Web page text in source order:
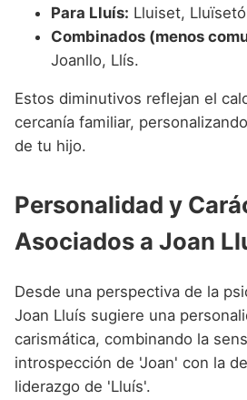
Para Lluís: Lluiset,
Combinados (menos
Joanllo, Llís.
Estos diminutivos reflejan el
cercanía familiar,
de tu hijo.
Personalidad y
Asociados a Joan
Desde una perspectiva de la
Joan Lluís sugiere una
carismática, combinando la
introspección de 'Joan' con la
liderazgo de 'Lluís'.